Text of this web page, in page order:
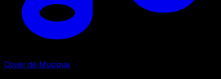
Cover de Musique